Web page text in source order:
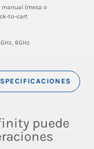
(mesa o
to-cart
6GHz
puede